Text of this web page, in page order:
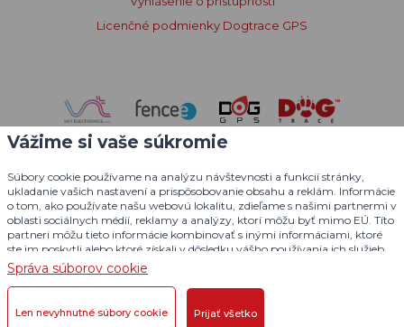
Licenčné podmienky Dogtrace GPS
Vážime si vaše súkromie
Súbory cookie používame na analýzu návštevnosti a funkcií stránky,
ukladanie vašich nastavení a prispôsobovanie obsahu a reklám. Informácie
o tom, ako používate našu webovú lokalitu, zdieľame s našimi partnermi v
oblasti sociálnych médií, reklamy a analýzy, ktorí môžu byť mimo EÚ. Títo
partneri môžu tieto informácie kombinovať s inými informáciami, ktoré
ste im poskytli alebo ktoré získali v dôsledku vášho používania ich služieb.
Podrobné informácie
Správa súborov cookie
Len nevyhnutné súbory cookie Prijať všetko